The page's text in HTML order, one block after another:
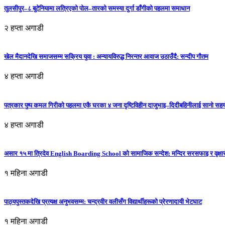
तुलसीपुर–८ बुटेनियामा लत्रिएको पोल–तारको समस्या दुर्गा डाँगीको पहलमा समाधान
२ हप्ता अगाडी
खेल मैदानदेखि समाजसम्म सक्रिय युवा : अन्यायविरुद्ध निरन्तर आवाज उठाउँदै: सन्दीप गौतम
४ हप्ता अगाडी
पत्रकार पुष्प कमल गिरीको पहलमा एकै घरका ४ जना दृष्टिविहीन दाजुभाइ–दिदीबहिनीलाई सानो
४ हप्ता अगाडी
असार १५ मा त्रिदेव English Boarding School को सामाजिक सन्देश: मन्दिर सरसफाइ र
१ महिना अगाडी
पाठ्यपुस्तकदेखि प्रत्यक्ष अनुभवसम्म: चन्द्रवीर वलीसँग विद्यार्थीहरूको प्रेरणादायी भेटघाट
१ महिना अगाडी